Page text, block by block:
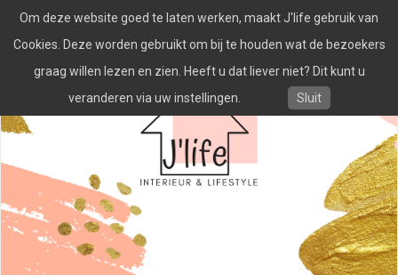
naar
inhoud
Om deze website goed te laten werken, maakt J'life gebruik van
Cookies. Deze worden gebruikt om bij te houden wat de bezoekers
graag willen lezen en zien. Heeft u dat liever niet? Dit kunt u
veranderen via uw instellingen.
Sluit